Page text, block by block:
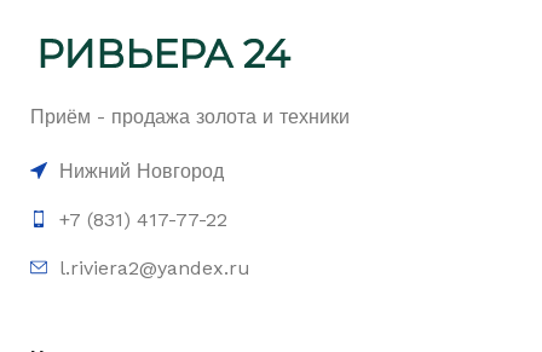
Приём - продажа золота и техники
Нижний Новгород
+7 (831) 417-77-22
l.riviera2@yandex.ru